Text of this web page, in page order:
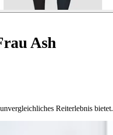
Ash
Reiterlebnis bietet.